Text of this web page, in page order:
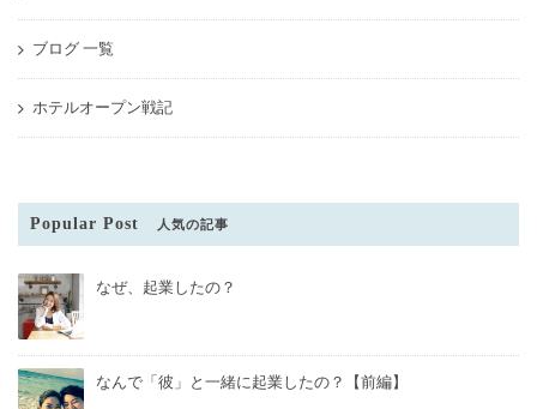
ブログ 一覧
ホテルオープン戦記
Popular Post 人気の記事
なぜ、起業したの？
なんで「彼」と一緒に起業したの？【前編】